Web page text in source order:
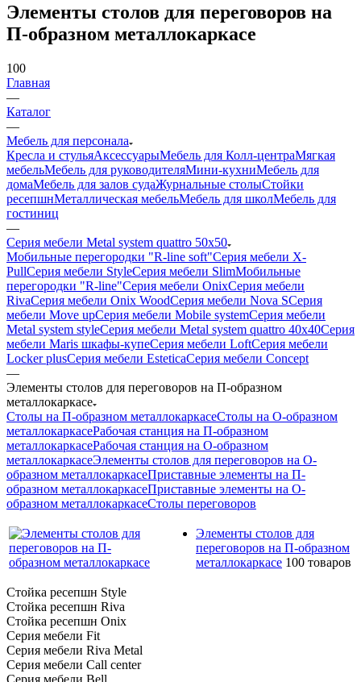
Элементы столов для переговоров на
П-образном металлокаркасе
100
Главная
—
Каталог
—
Мебель для персонала
Кресла и стульяАксессуарыМебель для Колл-центраМягкая
мебельМебель для руководителяМини-кухниМебель для
домаМебель для залов судаЖурнальные столыСтойки
ресепшнМеталлическая мебельМебель для школМебель для
гостиниц
—
Серия мебели Metal system quattro 50x50
Мобильные перегородки "R-line soft"Серия мебели X-
PullСерия мебели StyleСерия мебели SlimМобильные
перегородки "R-line"Серия мебели OnixСерия мебели
RivaСерия мебели Onix WoodСерия мебели Nova SСерия
мебели Move upСерия мебели Mobile systemСерия мебели
Metal system styleСерия мебели Metal system quattro 40x40Серия
мебели Maris шкафы-купеСерия мебели LoftСерия мебели
Locker plusСерия мебели EsteticaСерия мебели Concept
—
Элементы столов для переговоров на П-образном
металлокаркасе
Столы на П-образном металлокаркасеСтолы на О-образном
металлокаркасеРабочая станция на П-образном
металлокаркасеРабочая станция на О-образном
металлокаркасеЭлементы столов для переговоров на О-
образном металлокаркасеПриставные элементы на П-
образном металлокаркасеПриставные элементы на О-
образном металлокаркасеСтолы переговоров
Элементы столов для
переговоров на П-образном
металлокаркасе 100 товаров
Стойка ресепшн Style
Стойка ресепшн Riva
Стойка ресепшн Onix
Серия мебели Fit
Серия мебели Riva Metal
Серия мебели Call center
Серия мебели Bell